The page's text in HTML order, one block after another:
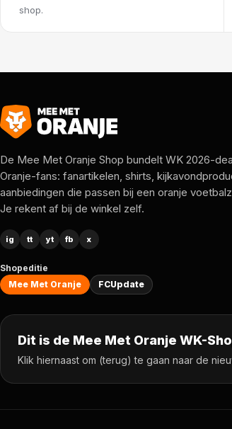
shop.
De Mee Met Oranje Shop bundelt WK 2026-
Oranje-fans: fanartikelen, shirts,
aanbiedingen die passen bij een oranje
Je rekent af bij de winkel zelf.
ig tt yt fb x
Shopeditie
Mee Met Oranje
FCUpdate
Dit is de Mee Met Oranje WK-
Klik hiernaast om (terug) te gaan naar de